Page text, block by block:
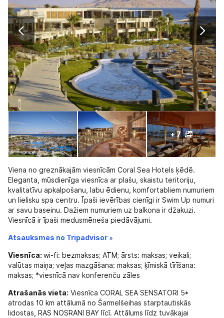
+ 7
Viena no greznākajām viesnīcām Coral Sea Hotels ķēdē.
Eleganta, mūsdienīga viesnīca ar plašu, skaistu teritoriju,
kvalitatīvu apkalpošanu, labu ēdienu, komfortabliem numuriem
un lielisku spa centru. Īpaši ievērības cienīgi ir Swim Up numuri
ar savu baseinu. Dažiem numuriem uz balkona ir džakuzi.
Viesnīcā ir īpaši medusmēneša piedāvājumi.
Atsauksmes no Tripadvisor »
Viesnīca: wi-fi: bezmaksas; ATM; ārsts: maksas; veikali;
valūtas maiņa; veļas mazgāšana: maksas; ķīmiskā tīrīšana:
maksas; *viesnīcā nav konferenču zāles
Atrašanās vieta: Viesnīca CORAL SEA SENSATORI 5*
atrodas 10 km attālumā no Šarmelšeihas starptautiskās
lidostas, RAS NOSRANI BAY līcī. Attālums līdz tuvākajai